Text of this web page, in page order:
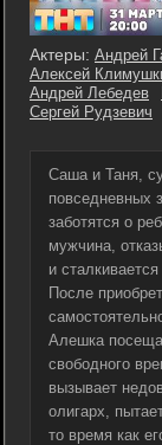
Актеры: Андрей
Алексей
Андрей Лебедев
Сергей Рудзевич
Саша и Таня,
повседневных
заботятся о
мужчина,
и
После
Алешка
свободного
вызывает
олигарх,
то время как